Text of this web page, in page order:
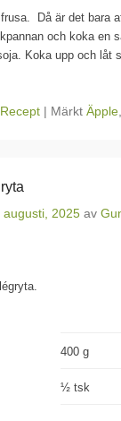
Då är det bara
och koka en
Koka upp och låt
Recept | Märkt Äpple
augusti, 2025 av
400 g
½ tsk